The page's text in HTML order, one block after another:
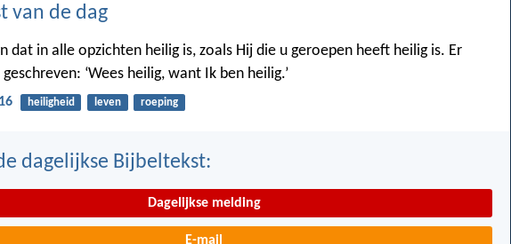
van de dag
dat in alle opzichten heilig is, zoals Hij die u geroepen heeft heilig is. Er
‘Wees heilig, want Ik ben heilig.’
heiligheid leven roeping
dagelijkse Bijbeltekst:
Dagelijkse melding
E-mail